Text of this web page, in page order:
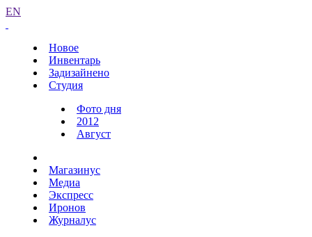
EN
Новое
Инвентарь
Задизайнено
Студия
Фото дня
2012
Август
Магазинус
Медиа
Экспресс
Иронов
Журналус